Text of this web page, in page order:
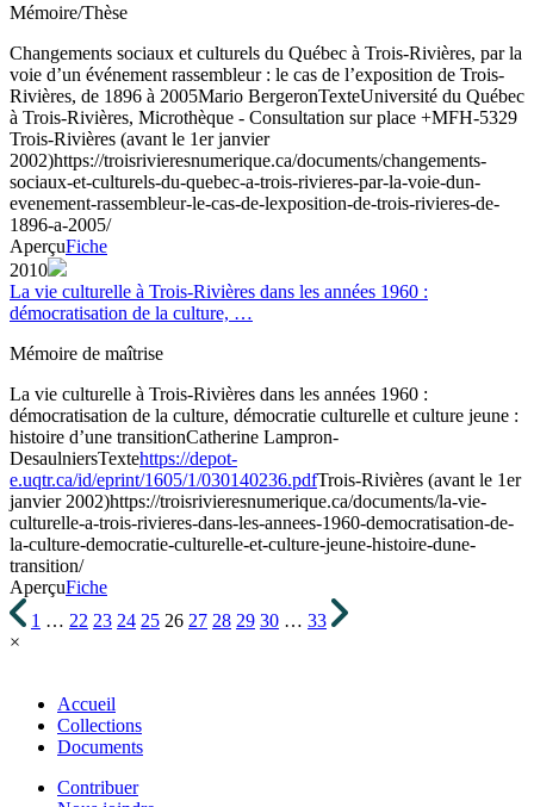
Mémoire/Thèse
Changements sociaux et culturels du Québec à Trois-Rivières, par la
voie d’un événement rassembleur : le cas de l’exposition de Trois-
Rivières, de 1896 à 2005Mario BergeronTexteUniversité du Québec
à Trois-Rivières, Microthèque - Consultation sur place +MFH-5329
Trois-Rivières (avant le 1er janvier
2002)https://troisrivieresnumerique.ca/documents/changements-
sociaux-et-culturels-du-quebec-a-trois-rivieres-par-la-voie-dun-
evenement-rassembleur-le-cas-de-lexposition-de-trois-rivieres-de-
1896-a-2005/
AperçuFiche
2010
La vie culturelle à Trois-Rivières dans les années 1960 :
démocratisation de la culture, …
Mémoire de maîtrise
La vie culturelle à Trois-Rivières dans les années 1960 :
démocratisation de la culture, démocratie culturelle et culture jeune :
histoire d’une transitionCatherine Lampron-
DesaulniersTextehttps://depot-
e.uqtr.ca/id/eprint/1605/1/030140236.pdfTrois-Rivières (avant le 1er
janvier 2002)https://troisrivieresnumerique.ca/documents/la-vie-
culturelle-a-trois-rivieres-dans-les-annees-1960-democratisation-de-
la-culture-democratie-culturelle-et-culture-jeune-histoire-dune-
transition/
AperçuFiche
1 … 22 23 24 25 26 27 28 29 30 … 33
×
Accueil
Collections
Documents
Contribuer